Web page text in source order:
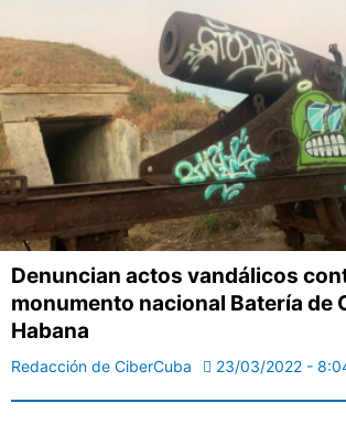
Denuncian actos vandálicos
monumento nacional Batería de
Habana
Redacción de CiberCuba 23/03/2022 -